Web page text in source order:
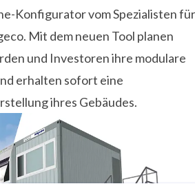
Konfigurator vom Spezialisten
Mit dem neuen Tool planen
und Investoren ihre modulare
erhalten sofort eine
ihres Gebäudes.